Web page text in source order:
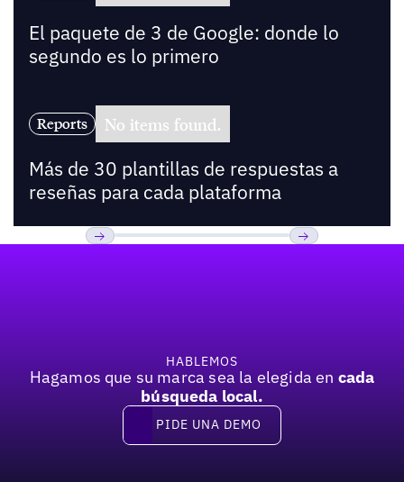
El paquete de 3 de Google: donde lo
segundo es lo primero
Reports No items found.
Más de 30 plantillas de respuestas a
reseñas para cada plataforma
HABLEMOS
Hagamos que su marca sea la elegida en cada
búsqueda local.
Pide una demo
PIDE UNA DEMO